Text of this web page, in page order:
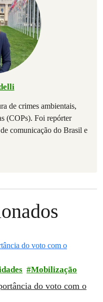
de crimes ambientais,
(COPs). Foi repórter
comunicação do Brasil e
Mobilização
do voto com o